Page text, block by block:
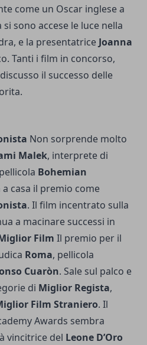
come un Oscar inglese a
sono accese le luce nella
e la presentatrice Joanna
Tanti i film in concorso,
il successo delle
Non sorprende molto
Malek, interprete di
Bohemian
casa il premio come
. Il film incentrato sulla
a macinare successi in
Film Il premio per il
Roma, pellicola
Cuaròn. Sale sul palco e
di Miglior Regista,
Film Straniero. Il
Awards sembra
vincitrice del Leone D’Oro